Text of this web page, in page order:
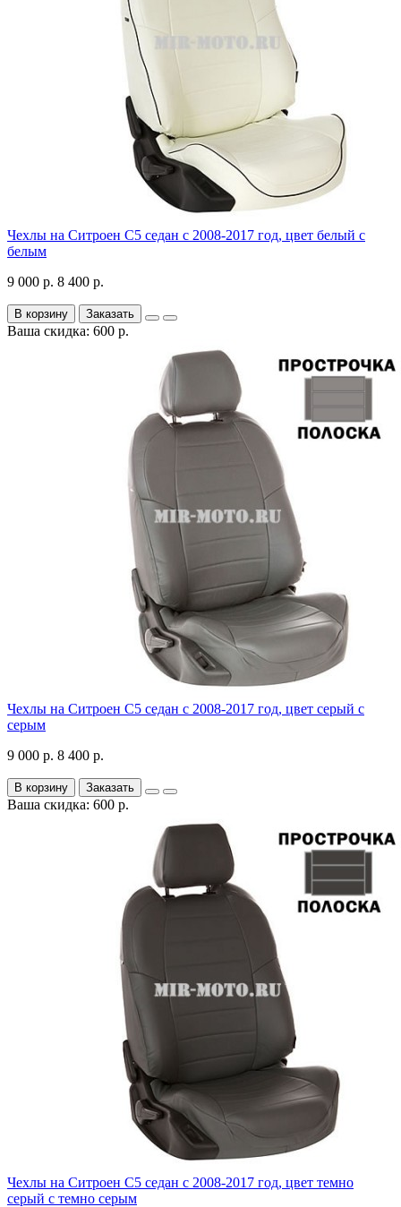
Чехлы на Ситроен С5 седан с 2008-2017 год, цвет белый с
белым
9 000 р. 8 400 р.
В корзину Заказать
Ваша скидка: 600 р.
Чехлы на Ситроен С5 седан с 2008-2017 год, цвет серый с
серым
9 000 р. 8 400 р.
В корзину Заказать
Ваша скидка: 600 р.
Чехлы на Ситроен С5 седан с 2008-2017 год, цвет темно
серый с темно серым